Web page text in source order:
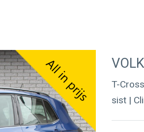
Werkplaats
Werkplaatsreservering
GMTO Diagnose specialist
T-
sist |